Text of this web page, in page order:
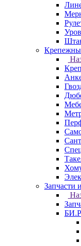
Запчасти